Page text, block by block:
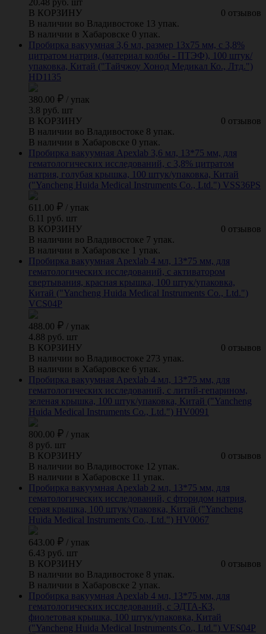
20.48 руб. шт
0 отзывов
В КОРЗИНУ
В наличии во Владивостоке 13 упак.
В наличии в Хабаровске 0 упак.
Пробирка вакуумная 3,6 мл, размер 13х75 мм, с 3,8%
цитратом натрия, (материал колбы - ПТЭФ), 100 штук/
упаковка, Китай ("Тайчжоу Хонод Медикал Ко., Лтд.")
HD1135
380.00 / упак
3.8 руб. шт
0 отзывов
В КОРЗИНУ
В наличии во Владивостоке 8 упак.
В наличии в Хабаровске 0 упак.
Пробирка вакуумная Apexlab 3,6 мл, 13*75 мм, для
гематологических исследований, с 3,8% цитратом
натрия, голубая крышка, 100 штук/упаковка, Китай
("Yancheng Huida Medical Instruments Co., Ltd.") VSS36PS
611.00 / упак
6.11 руб. шт
0 отзывов
В КОРЗИНУ
В наличии во Владивостоке 7 упак.
В наличии в Хабаровске 1 упак.
Пробирка вакуумная Apexlab 4 мл, 13*75 мм, для
гематологических исследований, с активатором
свертывания, красная крышка, 100 штук/упаковка,
Китай ("Yancheng Huida Medical Instruments Co., Ltd.")
VCS04P
488.00 / упак
4.88 руб. шт
0 отзывов
В КОРЗИНУ
В наличии во Владивостоке 273 упак.
В наличии в Хабаровске 6 упак.
Пробирка вакуумная Apexlab 4 мл, 13*75 мм, для
гематологических исследований, с литий-гепарином,
зеленая крышка, 100 штук/упаковка, Китай ("Yancheng
Huida Medical Instruments Co., Ltd.") HV0091
800.00 / упак
8 руб. шт
0 отзывов
В КОРЗИНУ
В наличии во Владивостоке 12 упак.
В наличии в Хабаровске 11 упак.
Пробирка вакуумная Apexlab 2 мл, 13*75 мм, для
гематологических исследований, с фторидом натрия,
серая крышка, 100 штук/упаковка, Китай ("Yancheng
Huida Medical Instruments Co., Ltd.") HV0067
643.00 / упак
6.43 руб. шт
0 отзывов
В КОРЗИНУ
В наличии во Владивостоке 8 упак.
В наличии в Хабаровске 2 упак.
Пробирка вакуумная Apexlab 4 мл, 13*75 мм, для
гематологических исследований, с ЭДТА-К3,
фиолетовая крышка, 100 штук/упаковка, Китай
("Yancheng Huida Medical Instruments Co., Ltd.") VES04P